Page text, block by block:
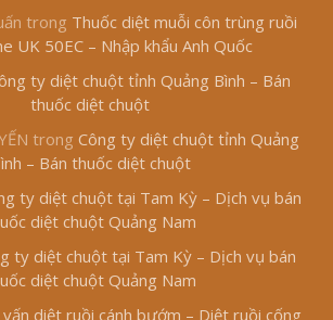
trong Thuốc diệt muỗi côn trùng ruồi
UK 50EC – Nhập khẩu Anh Quốc
ty diệt chuột tỉnh Quảng Bình – Bán
thuốc diệt chuột
trong Công ty diệt chuột tỉnh Quảng
– Bán thuốc diệt chuột
ty diệt chuột tại Tam Kỳ – Dịch vụ bán
diệt chuột Quảng Nam
ty diệt chuột tại Tam Kỳ – Dịch vụ bán
diệt chuột Quảng Nam
diệt ruồi cánh bướm – Diệt ruồi cống